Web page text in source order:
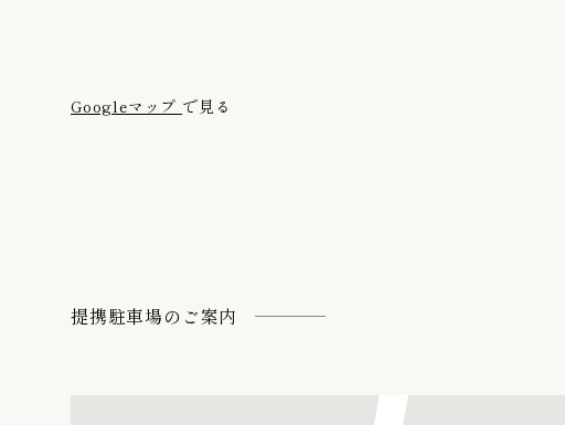
Googleマップ で見る
提携駐車場のご案内